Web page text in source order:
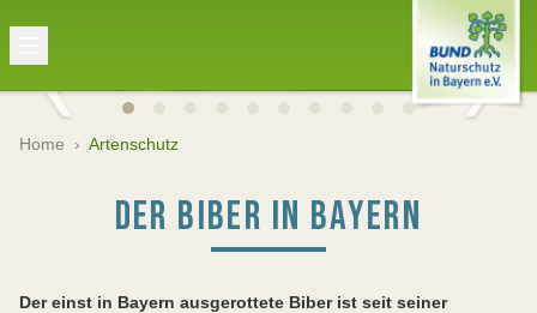
Home › Artenschutz
DER BIBER IN BAYERN
Der einst in Bayern ausgerottete Biber ist seit seiner